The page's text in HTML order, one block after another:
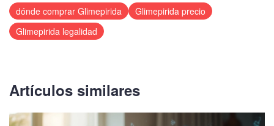
dónde comprar Glimepirida
Glimepirida precio
Glimepirida legalidad
Artículos similares